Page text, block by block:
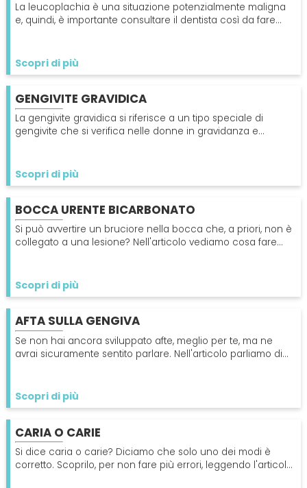
La leucoplachia è una situazione potenzialmente maligna
e, quindi, è importante consultare il dentista così da fare
Scopri di più
GENGIVITE GRAVIDICA
La gengivite gravidica si riferisce a un tipo speciale di
gengivite che si verifica nelle donne in gravidanza e
Scopri di più
BOCCA URENTE BICARBONATO
Si può avvertire un bruciore nella bocca che, a priori, non è
collegato a una lesione? Nell'articolo vediamo cosa fare
Scopri di più
AFTA SULLA GENGIVA
Se non hai ancora sviluppato afte, meglio per te, ma ne
avrai sicuramente sentito parlare. Nell'articolo parliamo di
Scopri di più
CARIA O CARIE
Si dice caria o carie? Diciamo che solo uno dei modi è
corretto. Scoprilo, per non fare più errori, leggendo l'articolo,